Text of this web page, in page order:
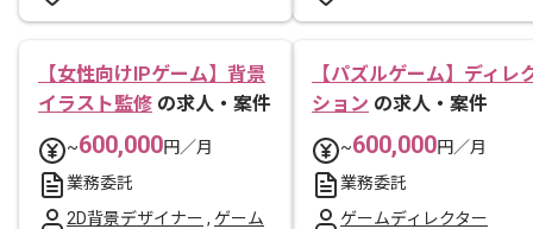
【女性向けIPゲーム】背景
イラスト監修 の求人・案件
~600,000円／月
業務委託
2D背景デザイナー , ゲーム
【パズルゲーム】ディレ
ション の求人・案件
~600,000円／月
業務委託
ゲームディレクター